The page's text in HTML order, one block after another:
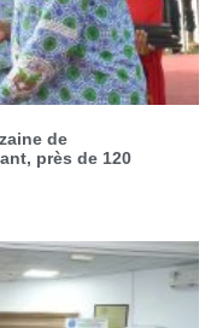
de
près de 120